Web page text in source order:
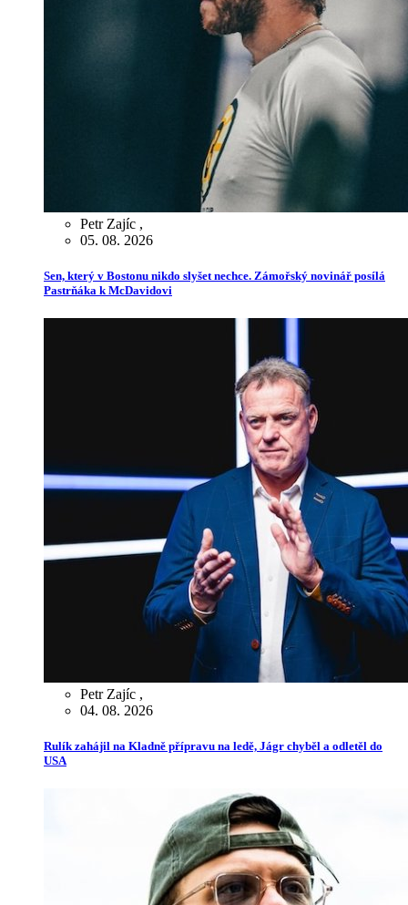
Petr Zajíc ,
05. 08. 2026
Sen, který v Bostonu nikdo slyšet nechce. Zámořský novinář posílá
Pastrňáka k McDavidovi
Petr Zajíc ,
04. 08. 2026
Rulík zahájil na Kladně přípravu na ledě, Jágr chyběl a odletěl do
USA